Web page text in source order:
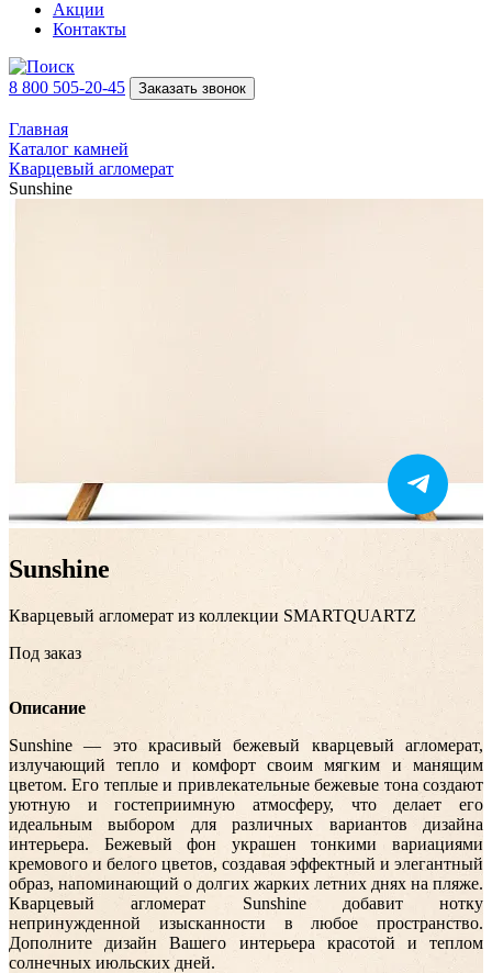
Акции
Контакты
8 800 505-20-45 Заказать звонок
Главная
Каталог камней
Кварцевый агломерат
Sunshine
Sunshine
Кварцевый агломерат из коллекции SMARTQUARTZ
Под заказ
Описание
Sunshine — это красивый бежевый кварцевый агломерат,
излучающий тепло и комфорт своим мягким и манящим
цветом. Его теплые и привлекательные бежевые тона создают
уютную и гостеприимную атмосферу, что делает его
идеальным выбором для различных вариантов дизайна
интерьера. Бежевый фон украшен тонкими вариациями
кремового и белого цветов, создавая эффектный и элегантный
образ, напоминающий о долгих жарких летних днях на пляже.
Кварцевый агломерат Sunshine добавит нотку
непринужденной изысканности в любое пространство.
Дополните дизайн Вашего интерьера красотой и теплом
солнечных июльских дней.